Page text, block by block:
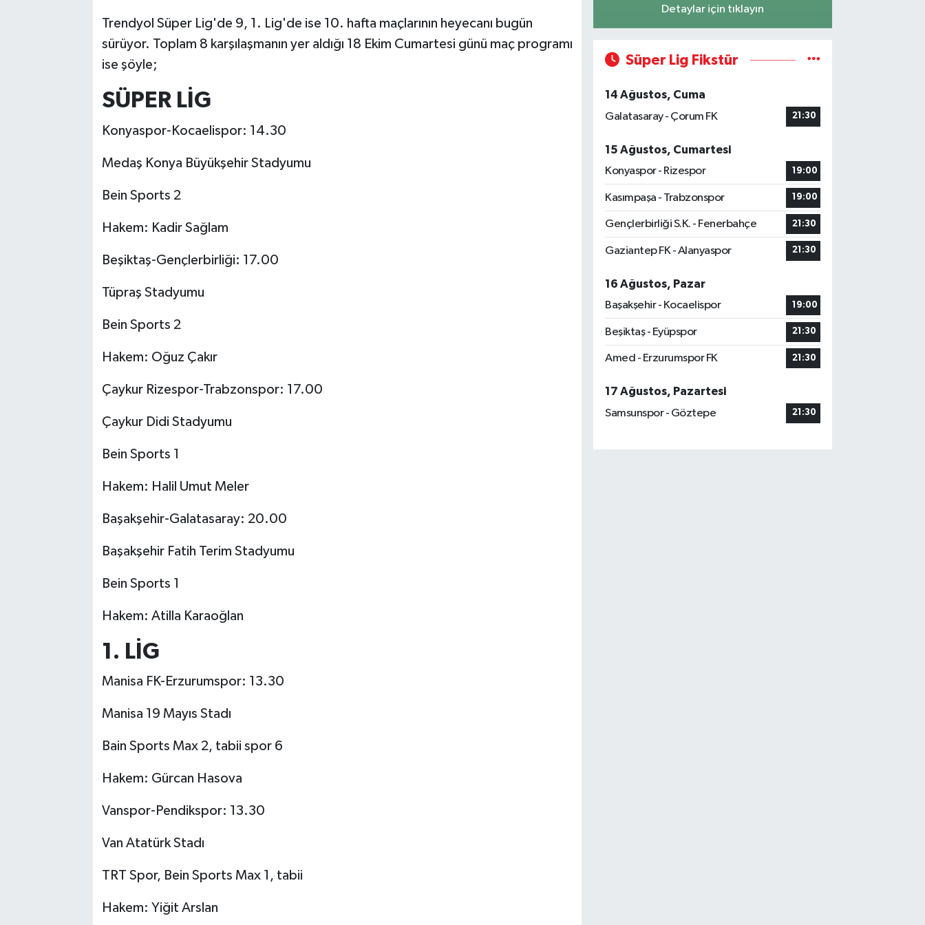
Trendyol Süper Lig'de 9, 1. Lig'de ise 10. hafta maçlarının heyecanı bugün
sürüyor. Toplam 8 karşılaşmanın yer aldığı 18 Ekim Cumartesi günü maç programı
ise şöyle;
SÜPER LİG
Konyaspor-Kocaelispor: 14.30
Medaş Konya Büyükşehir Stadyumu
Bein Sports 2
Hakem: Kadir Sağlam
Beşiktaş-Gençlerbirliği: 17.00
Tüpraş Stadyumu
Bein Sports 2
Hakem: Oğuz Çakır
Çaykur Rizespor-Trabzonspor: 17.00
Çaykur Didi Stadyumu
Bein Sports 1
Hakem: Halil Umut Meler
Başakşehir-Galatasaray: 20.00
Başakşehir Fatih Terim Stadyumu
Bein Sports 1
Hakem: Atilla Karaoğlan
1. LİG
Manisa FK-Erzurumspor: 13.30
Manisa 19 Mayıs Stadı
Bain Sports Max 2, tabii spor 6
Hakem: Gürcan Hasova
Vanspor-Pendikspor: 13.30
Van Atatürk Stadı
TRT Spor, Bein Sports Max 1, tabii
Hakem: Yiğit Arslan
Detaylar için tıklayın
Süper Lig Fikstür
14 Ağustos, Cuma
Galatasaray - Çorum FK
21:30
15 Ağustos, Cumartesi
Konyaspor - Rizespor
19:00
Kasımpaşa - Trabzonspor 19:00
Gençlerbirliği S.K. - Fenerbahçe 21:30
Gaziantep FK - Alanyaspor 21:30
16 Ağustos, Pazar
Başakşehir - Kocaelispor
19:00
Beşiktaş - Eyüpspor 21:30
Amed - Erzurumspor FK 21:30
17 Ağustos, Pazartesi
Samsunspor - Göztepe
21:30